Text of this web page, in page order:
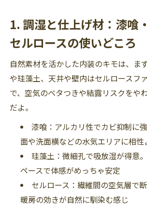
1. 調湿と仕上げ材：漆喰
セルロースの使いどころ
自然素材を活かした内装のキモは、ま
や珪藻土、天井や壁内はセルロースフ
で、空気のベタつきや結露リスクをや
だよ。
漆喰：アルカリ性でカビ抑制に
面や洗面横などの水気エリアに相性
珪藻土：微細孔で吸放湿が得意
ペースで体感がめっちゃ安定
セルロース：繊維間の空気層で
暖房の効きが自然に馴染む感じ